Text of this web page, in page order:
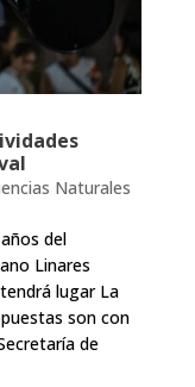
Naturales
del
Linares
lugar La
son con
de